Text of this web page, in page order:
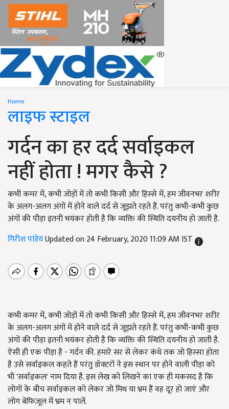
Home
लाइफ स्टाइल
गर्दन का हर दर्द सर्वाइकल
नहीं होता ! मगर कैसे ?
कभी कमर में, कभी जोड़ों में तो कभी किसी और हिस्से में, हम जीवनभर शरीर
के अलग-अलग अंगों में होने वाले दर्द से जूझते रहते हैं. परंतु कभी-कभी कुछ
अंगों की पीड़ा इतनी भयंकर होती है कि व्यक्ति की स्थिति दयनीय हो जाती है.
गिरीश पांडेयUpdated on 24 February, 2020 11:09 AM IST
कभी कमर में, कभी जोड़ों में तो कभी किसी और हिस्से में, हम जीवनभर शरीर
के अलग-अलग अंगों में होने वाले दर्द से जूझते रहते हैं. परंतु कभी-कभी कुछ
अंगों की पीड़ा इतनी भयंकर होती है कि व्यक्ति की स्थिति दयनीय हो जाती है.
ऐसी ही एक पीड़ा है - गर्दन की. हमारे सर से लेकर कंधे तक जो हिस्सा होता
है उसे सर्वाइकल कहते हैं परंतु डॉक्टरों ने इस स्थान पर होने वाली पीड़ा को
भी 'सर्वाइकल' नाम दिया है. इस लेख को लिखने का एक ही मकसद है कि
लोगों के बीच सर्वाइकल को लेकर जो मिथ या भ्रम हैं वह दूर हो जाएं और
लोग बेफिज़ूल में भ्रम न पालें.